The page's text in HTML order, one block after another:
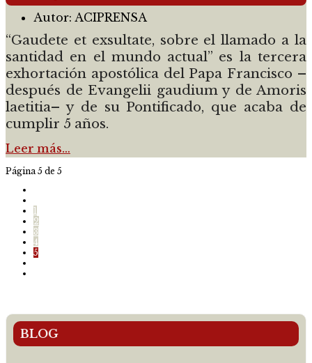
Autor: ACIPRENSA
“Gaudete et exsultate, sobre el llamado a la
santidad en el mundo actual” es la tercera
exhortación apostólica del Papa Francisco –
después de Evangelii gaudium y de Amoris
laetitia– y de su Pontificado, que acaba de
cumplir 5 años.
Leer más…
Página 5 de 5
1
2
3
4
5
BLOG